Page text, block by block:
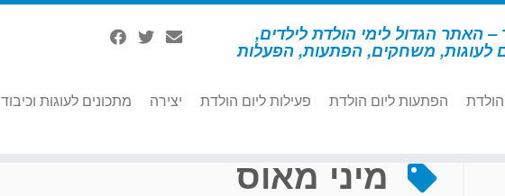
– האתר הגדול לימי הולדת לילדים,
לעוגות, משחקים, הפתעות, הפעלות
הולדת הפתעות ליום הולדת פעילות ליום הולדת יצירה
מתכונים לעוגות וכיבוד
מיני מאוס